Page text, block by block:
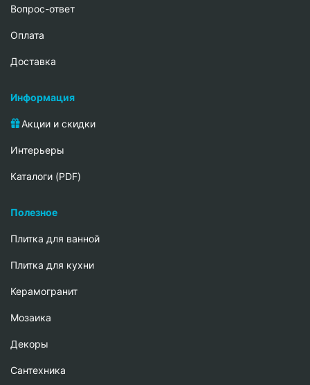
Вопрос-ответ
Oплата
Доставка
Информация
Акции и скидки
Интерьеры
Каталоги (PDF)
Полезное
Плитка для ванной
Плитка для кухни
Керамогранит
Мозаика
Декоры
Сантехника